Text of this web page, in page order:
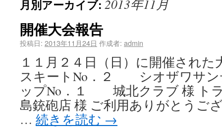
月別アーカイブ: 2013年11月
開催大会報告
投稿日: 2013年11月24日 作成者: admin
１１月２４日（日）に開催され
スキートNo．２ シオザワサン
ップNo．１ 城北クラブ 様
島銃砲店 様 ご利用ありがとうご
… 続きを読む →